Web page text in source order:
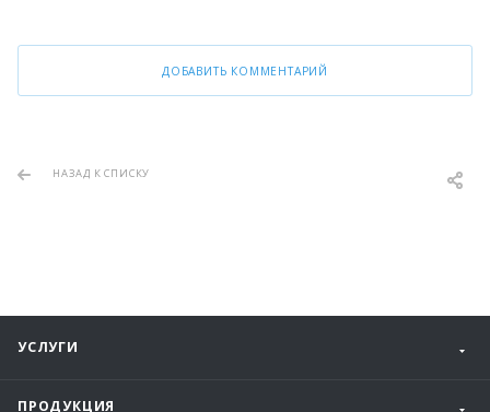
ДОБАВИТЬ КОММЕНТАРИЙ
НАЗАД К СПИСКУ
УСЛУГИ
ПРОДУКЦИЯ